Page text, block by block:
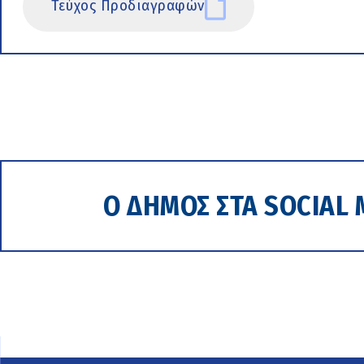
Τεύχος Προδιαγραφών
Ο ΔΗΜΟΣ ΣΤΑ SOCIAL